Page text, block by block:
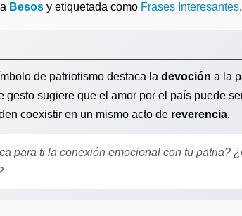
Besos y etiquetada como Frases Interesantes.
de patriotismo destaca la devoción a la
sugiere que el amor por el país puede
coexistir en un mismo acto de reverencia.
para ti la conexión emocional con tu patria?